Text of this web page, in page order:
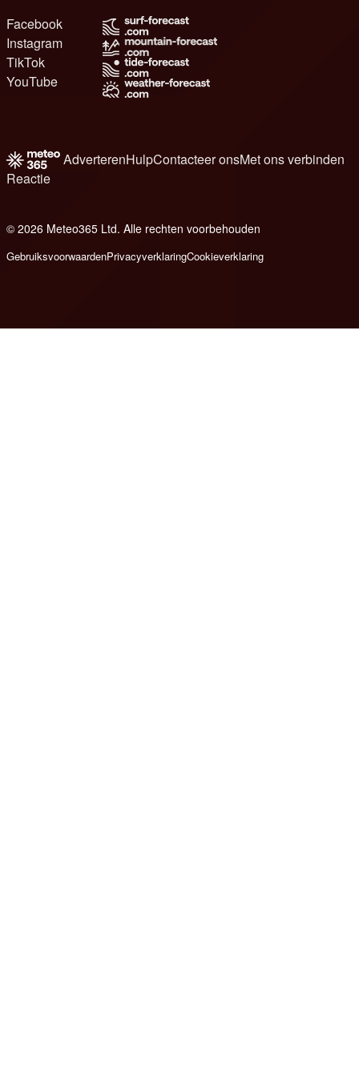
Facebook
Instagram
TikTok
YouTube
AdverterenHulpContacteer onsMet ons verbinden
Reactie
© 2026 Meteo365 Ltd. Alle rechten voorbehouden
GebruiksvoorwaardenPrivacyverklaringCookieverklaring